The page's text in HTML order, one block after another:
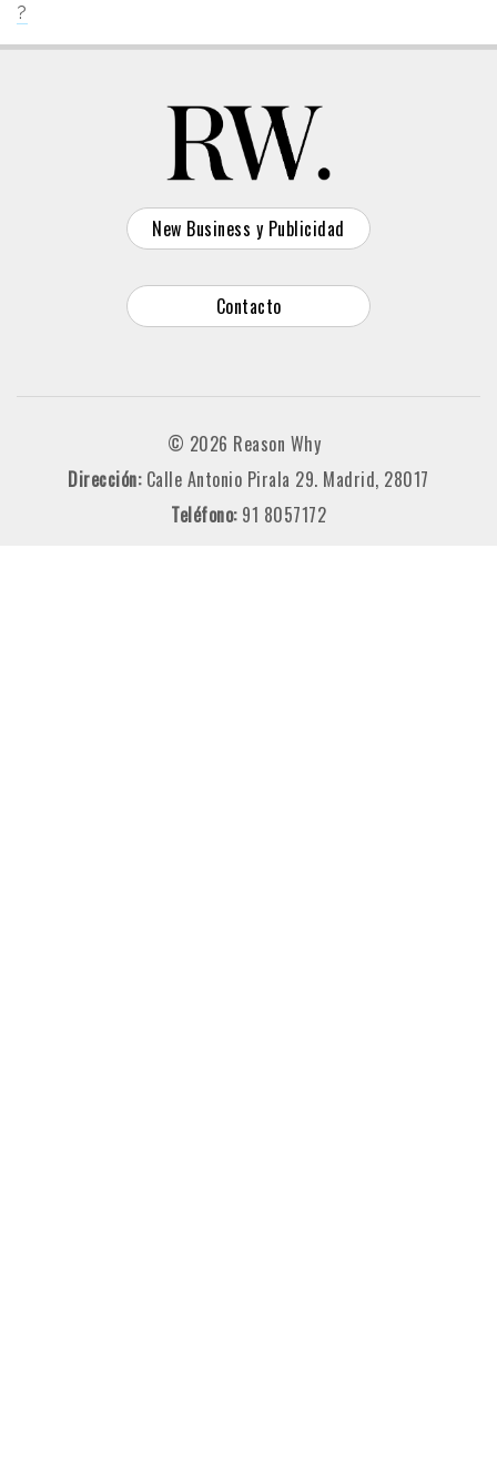
?
New Business y Publicidad
Contacto
© 2026 Reason Why
Dirección: Calle Antonio Pirala 29. Madrid, 28017
Teléfono: 91 8057172